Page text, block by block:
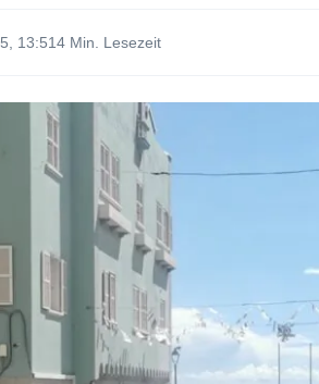
13:514 Min. Lesezeit